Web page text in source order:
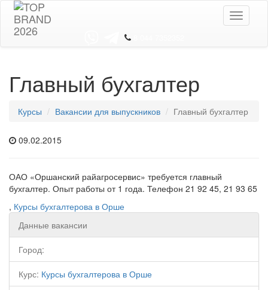
Toggle
Главный бухгалтер
Курсы Вакансии для выпускников Главный бухгалтер
09.02.2015
ОАО «Оршанский райагросервис» требуется главный
бухгалтер. Опыт работы от 1 года. Телефон 21 92 45, 21 93 65
, Курсы бухгалтерова в Орше
Данные вакансии
Город:
Курс: Курсы бухгалтерова в Орше